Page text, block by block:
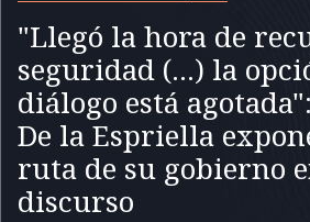
"Llegó la hora de
seguridad (...) la
diálogo está
De la Espriella
ruta de su gobierno
discurso